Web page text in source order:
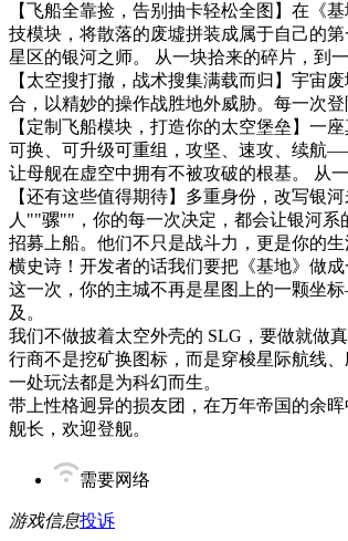
【飞船全靠捡，告别抽卡轻松全图】在《
技模块，将散落的废墟拼装成属于自己的
星区的银河之师。 从一块拾来的碎片，到
【太空搜打撤，战术搜集满载而归】宇宙
合，以精妙的操作战胜地外威胁。每一次
【定制飞船模块，打造你的太空堡垒】
可换、可升级可重组，攻坚、速攻、续航
让母舰在虚空中拥有不被攻破的根基。 从
【还有这些值得期待】多重身份，改写银
人""骡""，你的每一次决定，都会让银河
招募上船。他们不只是战斗力，更是你的
横史诗！开发者的话我们要把《基地》做
这一次，你的主城不再是星图上的一颗坐
及。
我们不做披着太空外壳的 SLG，要做就做
行商不是挖矿换图标，而是穿梭星际航线
一处玩法都是为科幻而生。
带上性格迥异的损友团，在万年帝国的余
舰长，欢迎登舰。
需要网络
游戏信息投诉